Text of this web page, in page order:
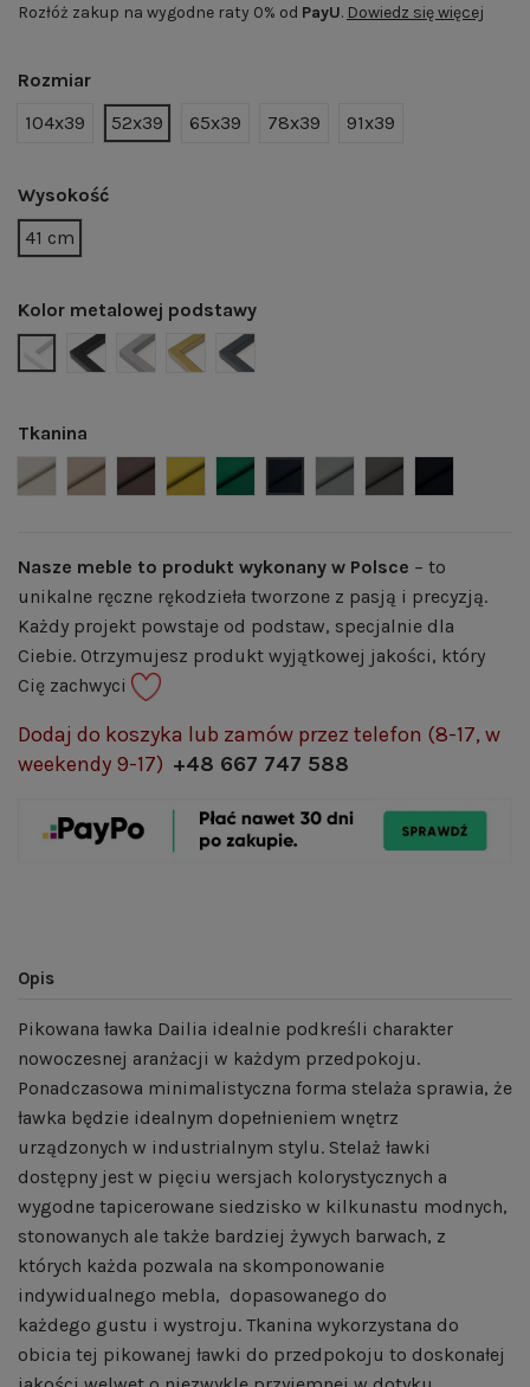
Rozłóż zakup na wygodne raty 0% od PayU. Dowiedz się więcej
Rozmiar
104x39
52x39 65x39 78x39 91x39
Wysokość
41 cm
Kolor metalowej podstawy
BIAŁY MAT | RAL 9003
CZARNY MAT | RAL 9005
SZARY MAT | RAL 7004
ZŁOTY POŁYSK | RAL 1036
GRAFITOWY MAT | RAL 7024
Tkanina
Welwet 02 - jasny beż
Welwet 03 - beż
Welwet 05 - brąz
Welwet 07- musztardowy
Welwet 08 - butelkowa zieleń
Welwet 12 - granat
Welwet 14 - popiel
Welwet 15 - grafit
Nasze meble to produkt wykonany w Polsce – to
unikalne ręczne rękodzieła tworzone z pasją i precyzją.
Każdy projekt powstaje od podstaw, specjalnie dla
Ciebie. Otrzymujesz produkt wyjątkowej jakości, który
Cię zachwyci
Dodaj do koszyka lub zamów przez telefon (8-17, w
weekendy 9-17) +48 667 747 588
Opis
Pikowana ławka Dailia idealnie podkreśli charakter
nowoczesnej aranżacji w każdym przedpokoju.
Ponadczasowa minimalistyczna forma stelaża sprawia, że
ławka będzie idealnym dopełnieniem wnętrz
urządzonych w industrialnym stylu. Stelaż ławki
dostępny jest w pięciu wersjach kolorystycznych a
wygodne tapicerowane siedzisko w kilkunastu modnych,
stonowanych ale także bardziej żywych barwach, z
których każda pozwala na skomponowanie
indywidualnego mebla, dopasowanego do
każdego gustu i wystroju. Tkanina wykorzystana do
obicia tej pikowanej ławki do przedpokoju to doskonałej